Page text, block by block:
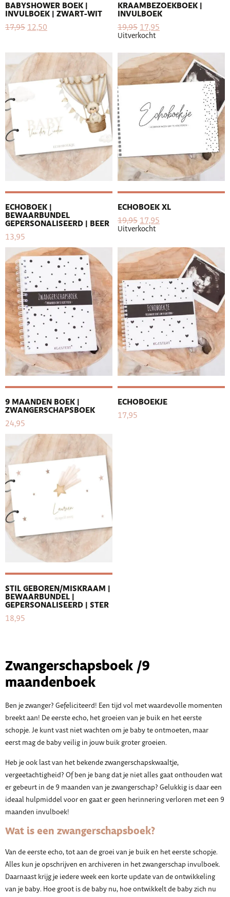
BABYSHOWER BOEK |
INVULBOEK | ZWART-WIT
17,95 12,50
KRAAMBEZOEKBOEK |
INVULBOEK
19,95 17,95
Uitverkocht
ECHOBOEK |
BEWAARBUNDEL
GEPERSONALISEERD | BEER
13,95
ECHOBOEK XL
19,95 17,95
Uitverkocht
9 MAANDEN BOEK |
ZWANGERSCHAPSBOEK
24,95
ECHOBOEKJE
17,95
STIL GEBOREN/MISKRAAM |
BEWAARBUNDEL |
GEPERSONALISEERD | STER
18,95
Zwangerschapsboek /9
maandenboek
Ben je zwanger? Gefeliciteerd! Een tijd vol met waardevolle momenten
breekt aan! De eerste echo, het groeien van je buik en het eerste
schopje. Je kunt vast niet wachten om je baby te ontmoeten, maar
eerst mag de baby veilig in jouw buik groter groeien.
Heb je ook last van het bekende zwangerschapskwaaltje,
vergeetachtigheid? Of ben je bang dat je niet alles gaat onthouden wat
er gebeurt in de 9 maanden van je zwangerschap? Gelukkig is daar een
ideaal hulpmiddel voor en gaat er geen herinnering verloren met een 9
maanden invulboek!
Wat is een zwangerschapsboek?
Van de eerste echo, tot aan de groei van je buik en het eerste schopje.
Alles kun je opschrijven en archiveren in het zwangerschap invulboek.
Daarnaast krijg je iedere week een korte update van de ontwikkeling
van je baby. Hoe groot is de baby nu, hoe ontwikkelt de baby zich nu